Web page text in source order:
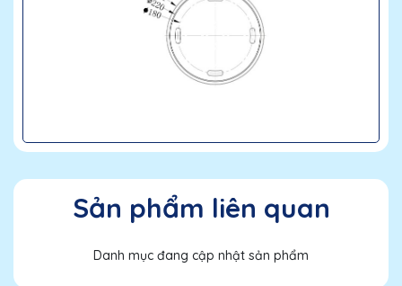
Sản phẩm liên quan
Danh mục đang cập nhật sản phẩm